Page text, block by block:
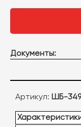
Документы:
Артикул: ШБ-